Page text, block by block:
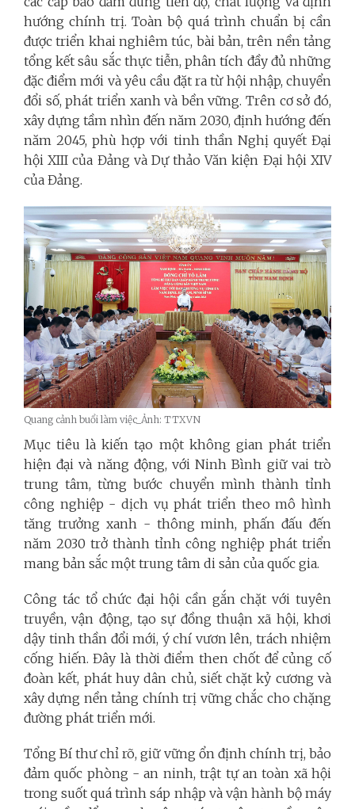
hướng chính trị. Toàn bộ quá trình chuẩn bị cần
được triển khai nghiêm túc, bài bản, trên nền tảng
tổng kết sâu sắc thực tiễn, phân tích đầy đủ những
đặc điểm mới và yêu cầu đặt ra từ hội nhập, chuyển
đổi số, phát triển xanh và bền vững. Trên cơ sở đó,
xây dựng tầm nhìn đến năm 2030, định hướng đến
năm 2045, phù hợp với tinh thần Nghị quyết Đại
hội XIII của Đảng và Dự thảo Văn kiện Đại hội XIV
của Đảng.
Quang cảnh buổi làm việc_Ảnh: TTXVN
Mục tiêu là kiến tạo một không gian phát triển
hiện đại và năng động, với Ninh Bình giữ vai trò
trung tâm, từng bước chuyển mình thành tỉnh
công nghiệp - dịch vụ phát triển theo mô hình
tăng trưởng xanh - thông minh, phấn đấu đến
năm 2030 trở thành tỉnh công nghiệp phát triển
mang bản sắc một trung tâm di sản của quốc gia.
Công tác tổ chức đại hội cần gắn chặt với tuyên
truyền, vận động, tạo sự đồng thuận xã hội, khơi
dậy tinh thần đổi mới, ý chí vươn lên, trách nhiệm
cống hiến. Đây là thời điểm then chốt để củng cố
đoàn kết, phát huy dân chủ, siết chặt kỷ cương và
xây dựng nền tảng chính trị vững chắc cho chặng
đường phát triển mới.
Tổng Bí thư chỉ rõ, giữ vững ổn định chính trị, bảo
đảm quốc phòng - an ninh, trật tự an toàn xã hội
trong suốt quá trình sáp nhập và vận hành bộ máy